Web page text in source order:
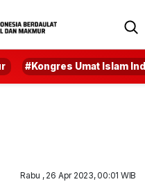
#Kongres Umat Islam
Rabu , 26 Apr 2023, 00:01 WIB